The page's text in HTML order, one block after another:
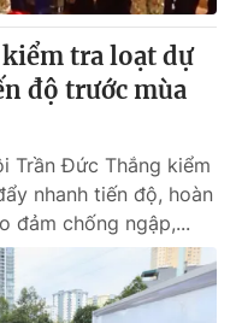
tra loạt dự
độ trước mùa
Trần Đức Thắng kiểm
nhanh tiến độ, hoàn
đảm chống ngập,...